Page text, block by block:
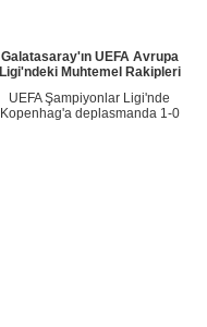
Galatasaray'ın UEFA Avrupa
Ligi'ndeki Muhtemel Rakipleri
UEFA Şampiyonlar Ligi'nde
Kopenhag'a deplasmanda 1-0